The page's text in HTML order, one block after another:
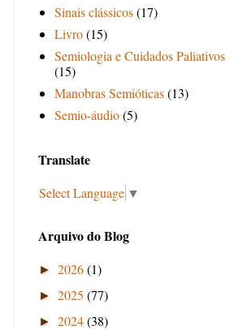
Sinais clássicos(17)
Livro(15)
Semiologia e Cuidados Paliativos
(15)
Manobras Semióticas(13)
Semio-áudio(5)
Translate
Select Language ▼
Arquivo do Blog
► 2026(1)
► 2025 (77)
► 2024(38)